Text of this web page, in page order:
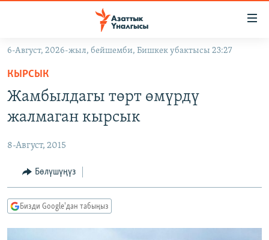
Навигацияга
өтүңүз
Издөөгө
салыңыз
КЫРГЫЗСТАН
ЭКОНОМИКА
МАДАНИЯТ
БОРБОР АЗИЯ
АТАЙЫН ИЛИКТӨӨ
ТВ ПРОГРАММАЛАР
ЭКСПЕРТТЕР ТАЛДАЙТ
ӨЗГӨЧӨ ПИКИР
6-Август, 2026-жыл, бейшемби, Бишкек убактысы 23:27
КЫРСЫК
Жамбылдагы төрт өмүрдү
жалмаган кырсык
8-Август, 2015
Бөлүшүңүз
Бизди Google'дан табыңыз